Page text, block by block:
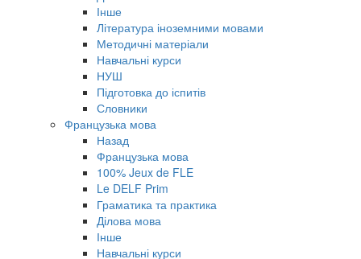
Інше
Література іноземними мовами
Методичні матеріали
Навчальні курси
НУШ
Підготовка до іспитів
Словники
Французька мова
Назад
Французька мова
100% Jeux de FLE
Le DELF Prim
Граматика та практика
Ділова мова
Інше
Навчальні курси